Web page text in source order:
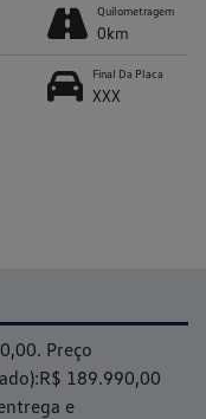
Quilometragem
0km
Final Da Placa
XXX
Preço
189.990,00
e